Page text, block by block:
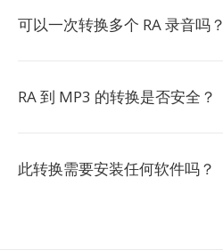
可以一次转换多个 RA 录音吗？
RA 到 MP3 的转换是否安全？
此转换需要安装任何软件吗？